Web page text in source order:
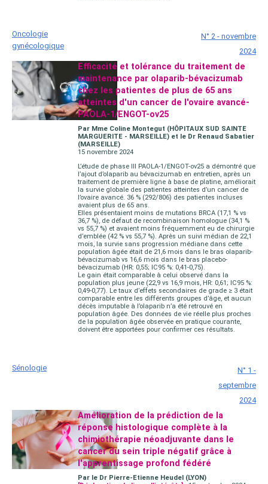
Oncologie
gynécologique
N° 2 - novembre
2024
Efficacité et tolérance du traitement de
maintenance par olaparib-bévacizumab
chez les patientes de plus de 65 ans
atteintes d'un cancer de l'ovaire avancé-
PAOLA-1/ENGOT-ov25
Par Mme Coline Montegut (HÔPITAUX SUD SAINTE
MARGUERITE - MARSEILLE) et le Dr Renaud Sabatier
(MARSEILLE)
15 novembre 2024
L’étude de phase III PAOLA-1/ENGOT-ov25 a démontré que
l’ajout d’olaparib au bévacizumab en entretien, après un
traitement de première ligne à base de platine, améliorait
la survie globale des patientes atteintes d’un cancer de
l’ovaire avancé. 36 % (292/806) des patientes incluses
avaient plus de 65 ans.
Elles présentaient moins de mutations BRCA (17,1 % vs
36,7 %), de défaut de recombinaison homologue (34,1 %
vs 55,7 %) et avaient moins fréquemment eu de chirurgie
d’emblée (42 % vs 55,7 %). Après un suivi médian de 22,1
mois, la survie sans progression médiane dans cette
population âgée était de 21,6 mois dans le bras olaparib-
bévacizumab vs 16,6 mois dans le bras placebo-
bévacizumab (HR: 0,55; IC95 %: 0,41-0,75).
Le gain était comparable à celui observé dans la
population plus jeune (22,9 vs 16,9 mois, HR: 0,61; IC95 %:
0,49-0,77). Le taux d’effets secondaires de grade ≥ 3 était
comparable entre les différents groupes d’âge, et aucun
décès imputable à l’olaparib n’a été retrouvé en
population âgée. Des données de vie réelle plus proches
de la population âgée observée en pratique courante,
doivent être apportées pour confirmer ces résultats.
Sénologie
N° 1 -
septembre
2024
Amélioration de la prédiction de la
réponse histologique complète à la
chimiothérapie néoadjuvante dans le
cancer du sein triple négatif grâce à
l'apprentissage profond fédéré
Par le Dr Pierre-Etienne Heudel (LYON)